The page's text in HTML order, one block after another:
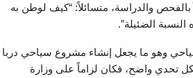
بالفحص والدراسة، متسائلاً: “كيف لوطن به
الضئيلة”.
وهو ما يجعل إنشاء مشروع سياحي دربا
تحدي واضح، فكان لزاماً على وزارة